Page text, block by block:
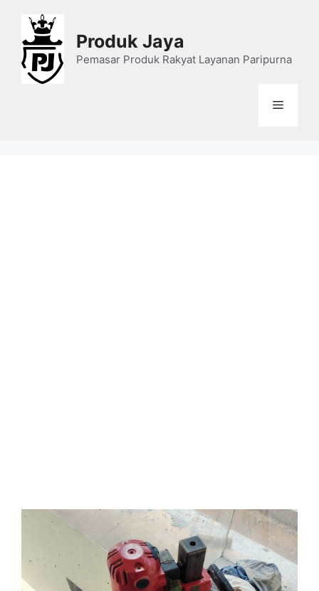
content
Produk Jaya
Pemasar Produk Rakyat Layanan Paripurna
Menu